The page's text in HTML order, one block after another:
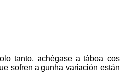
tanto, achégase a táboa cos
sofren algunha variación están